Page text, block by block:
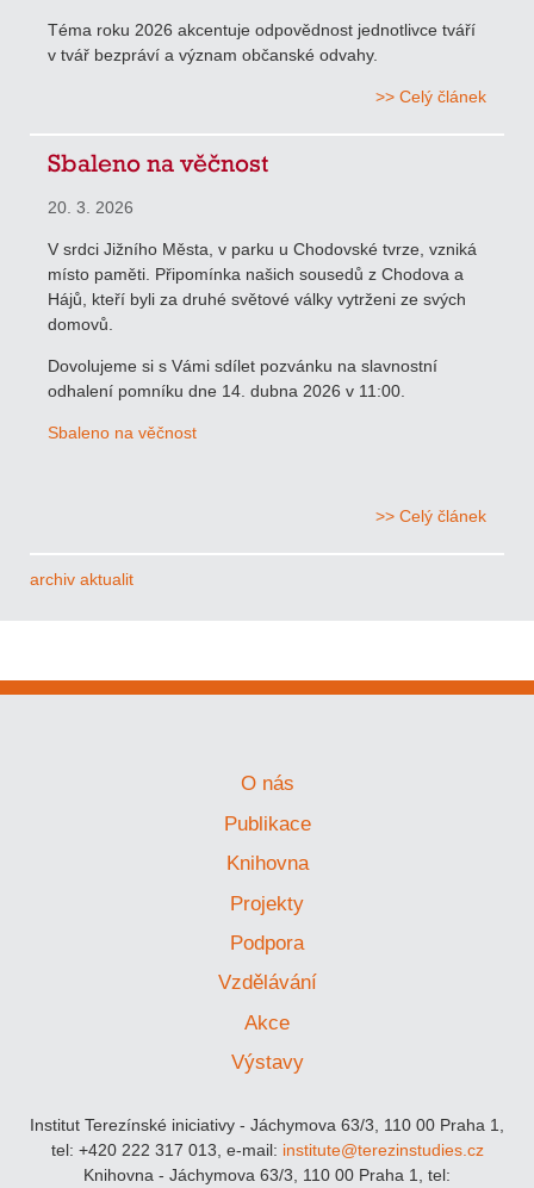
Téma roku 2026 akcentuje odpovědnost jednotlivce tváří
v tvář bezpráví a význam občanské odvahy.
>> Celý článek
Sbaleno na věčnost
20. 3. 2026
V srdci Jižního Města, v parku u Chodovské tvrze, vzniká
místo paměti. Připomínka našich sousedů z Chodova a
Hájů, kteří byli za druhé světové války vytrženi ze svých
domovů.
Dovolujeme si s Vámi sdílet pozvánku na slavnostní
odhalení pomníku dne 14. dubna 2026 v 11:00.
Sbaleno na věčnost
>> Celý článek
archiv aktualit
O nás
Publikace
Knihovna
Projekty
Podpora
Vzdělávání
Akce
Výstavy
Institut Terezínské iniciativy - Jáchymova 63/3, 110 00 Praha 1,
tel: +420 222 317 013, e-mail: institute@terezinstudies.cz
Knihovna - Jáchymova 63/3, 110 00 Praha 1, tel: